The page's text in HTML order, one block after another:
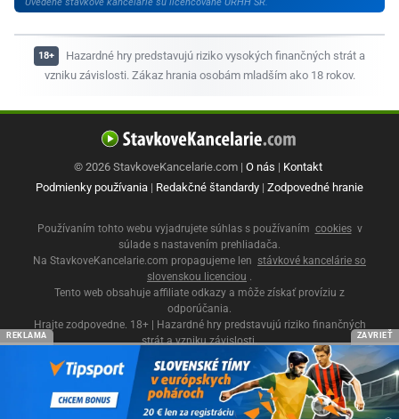
Hazardné hry predstavujú riziko vysokých finančných strát a
vzniku závislosti. Zákaz hrania osobám mladším ako 18 rokov.
© 2026 StavkoveKancelarie.com | O nás | Kontakt
Podmienky používania | Redakčné štandardy | Zodpovedné hranie
Používaním tohto webu vyjadrujete súhlas s používaním cookies v
súlade s nastavením prehliadača.
Na StavkoveKancelarie.com propagujeme len stávkové kancelárie so
slovenskou licenciou .
Tento web obsahuje affiliate odkazy a môže získať províziu z
odporúčania.
Hrajte zodpovedne. 18+ | Hazardné hry predstavujú riziko finančných
strát a vzniku závislosti.
Ministerstvo financií SR Úrad pre reguláciu hazardných hier | Zodpovedné
hranie 18+
Linka pomoci
REKLAMA ZAVRIEŤ